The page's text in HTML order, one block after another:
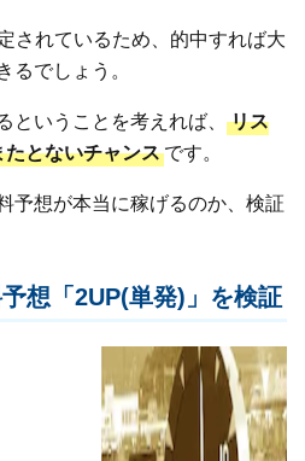
されているため、的中すれば大
るでしょう。
ということを考えれば、リス
とないチャンス です。
予想が本当に稼げるのか、検証
想「2UP(単発)」を検証